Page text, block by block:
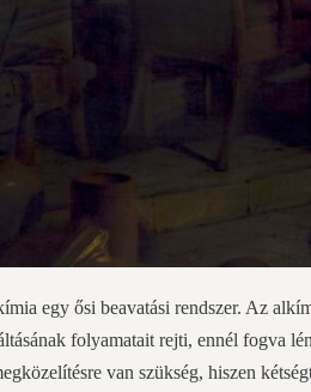
egy ősi beavatási rendszer. Az
folyamatait rejti, ennél fogva
van szükség, hiszen